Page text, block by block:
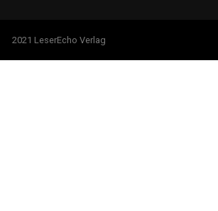
2021 LeserEcho Verlag